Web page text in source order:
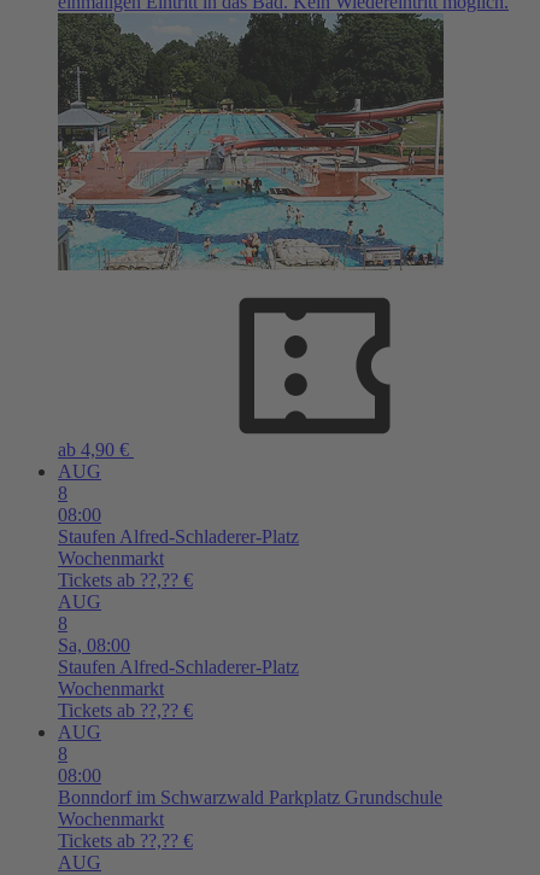
ab 4,90 €
AUG
8
08:00
Staufen Alfred-Schladerer-Platz
Wochenmarkt
Tickets ab ??,?? €
AUG
8
Sa, 08:00
Staufen Alfred-Schladerer-Platz
Wochenmarkt
Tickets ab ??,?? €
AUG
8
08:00
Bonndorf im Schwarzwald Parkplatz Grundschule
Wochenmarkt
Tickets ab ??,?? €
AUG